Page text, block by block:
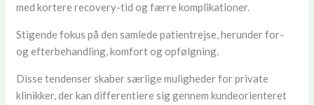
med kortere recovery-tid og færre komplikationer.
Stigende fokus på den samlede patientrejse, herunder for-
og efterbehandling, komfort og opfølgning.
Disse tendenser skaber særlige muligheder for private
klinikker, der kan differentiere sig gennem kundeorienteret